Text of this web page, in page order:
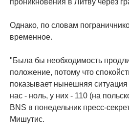
Однако, по словам
временное.
"Была бы необходимость
положение, потому что
показывает нынешняя
нас - ноль, у них - 110 (на
BNS в понедельник пресс-
Мишутис.